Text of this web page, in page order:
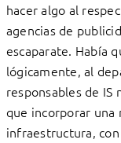
hacer algo al
agencias de
escaparate. Había
lógicamente, al
responsables de
que incorporar una
infraestructura,